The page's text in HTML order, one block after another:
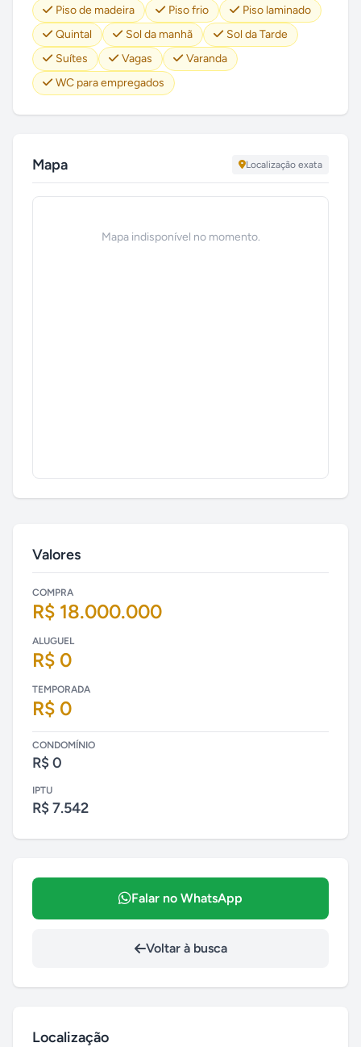
Piso de madeira Piso frio
Piso laminado
Quintal
Sol da manhã
Sol da Tarde
Suítes
Vagas
Varanda
WC para empregados
Mapa Localização exata
Mapa indisponível no momento.
Valores
COMPRA
R$ 18.000.000
ALUGUEL
R$ 0
TEMPORADA
R$ 0
CONDOMÍNIO
R$ 0
IPTU
R$ 7.542
Falar no WhatsApp
Voltar à busca
Localização